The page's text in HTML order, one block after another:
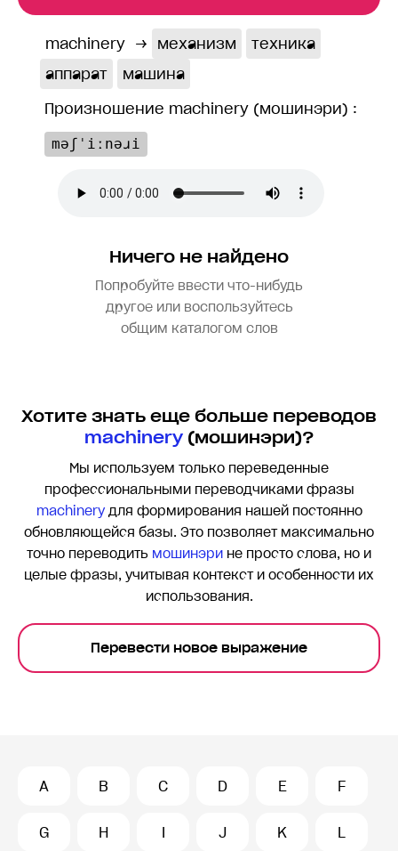
machinery → механизм
техника
аппарат
машина
Произношение machinery (мошинэри) :
məʃˈiːnəɹi
Ничего не найдено
Попробуйте ввести что-нибудь
другое или воспользуйтесь
общим каталогом слов
Хотите знать еще больше переводов
machinery(мошинэри)?
Мы используем только переведенные
профессиональными переводчиками фразы
machineryдля формирования нашей постоянно
обновляющейся базы. Это позволяет максимально
точно переводить мошинэри не просто слова, но и
целые фразы, учитывая контекст и особенности их
использования.
Перевести новое выражение
A B C D E F
G H I J K L